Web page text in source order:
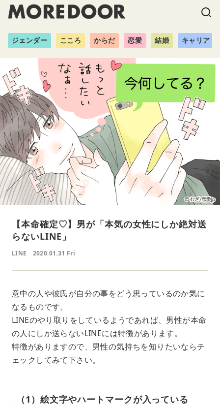
ジェンダー こころ からだ 恋愛 結婚 キャリア
【本命確定♡】男が「本気の女性にしか絶対送
らないLINE」
LINE 2020.01.31 Fri
意中の人や彼氏が自分の事をどう思っているのか気に
なるものです。
LINEのやり取りをしているようであれば、男性が本命
の人にしか送らないLINEには特徴があります。
特徴がありますので、男性の気持ちを知りたいならチ
ェックしてみて下さい。
（1）絵文字やハートマークが入っている